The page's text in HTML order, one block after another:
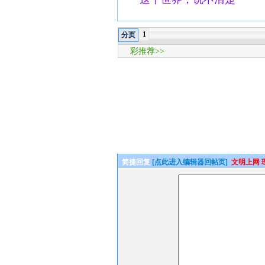
分页 1
彩推荐>>
简捷回复 [点此进入编辑器回帖页] 文明上网